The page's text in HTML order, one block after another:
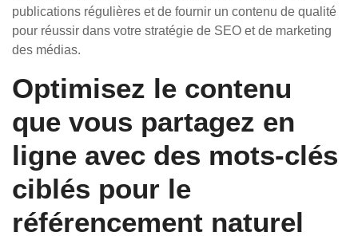
publications régulières et de fournir un contenu de qualité
pour réussir dans votre stratégie de SEO et de marketing
des médias.
Optimisez le contenu
que vous partagez en
ligne avec des mots-clés
ciblés pour le
référencement naturel